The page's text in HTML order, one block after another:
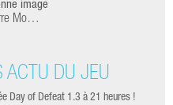
image
Mo…
ACTU DU JEU
Day of Defeat 1.3 à 21 heures !